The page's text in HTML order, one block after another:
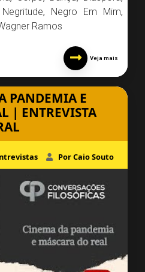
Negritude, Negro Em Mim,
Ramos
Veja mais
PANDEMIA E
| ENTREVISTA
Por Caio Souto